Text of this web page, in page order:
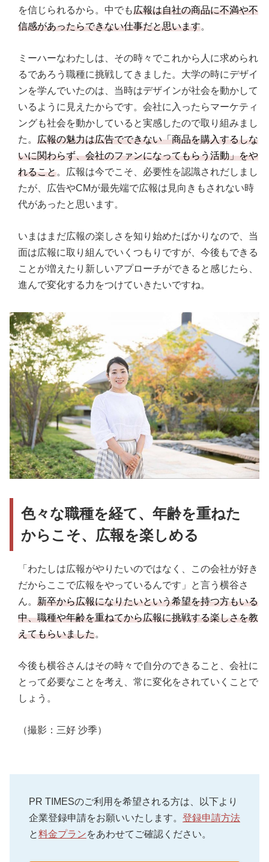
を信じられるから。中でも広報は自社の商品に不満や不
信感があったらできない仕事だと思います。
ミーハーなわたしは、その時々でこれから人に求められ
るであろう職種に挑戦してきました。大学の時にデザイ
ンを学んでいたのは、当時はデザインが社会を動かして
いるように見えたからです。会社に入ったらマーケティ
ングも社会を動かしていると実感したので取り組みまし
た。 広報の魅力は広告でできない「商品を購入するしな
いに関わらず、会社のファンになってもらう活動」をや
れること。広報は今でこそ、必要性を認識されだしまし
たが、広告やCMが最先端で広報は見向きもされない時
代があったと思います。
いまはまだ広報の楽しさを知り始めたばかりなので、当
面は広報に取り組んでいくつもりですが、今後もできる
ことが増えたり新しいアプローチができると感じたら、
進んで変化する力をつけていきたいですね。
色々な職種を経て、年齢を重ねた
からこそ、広報を楽しめる
「わたしは広報がやりたいのではなく、この会社が好き
だからここで広報をやっているんです」と言う横谷さ
ん。 新卒から広報になりたいという希望を持つ方もいる
中、職種や年齢を重ねてから広報に挑戦する楽しさを教
えてもらいました。
今後も横谷さんはその時々で自分のできること、会社に
とって必要なことを考え、常に変化をされていくことで
しょう。
（撮影：三好 沙季）
PR TIMESのご利用を希望される方は、以下より
企業登録申請をお願いいたします。 登録申請方法
と料金プランをあわせてご確認ください。